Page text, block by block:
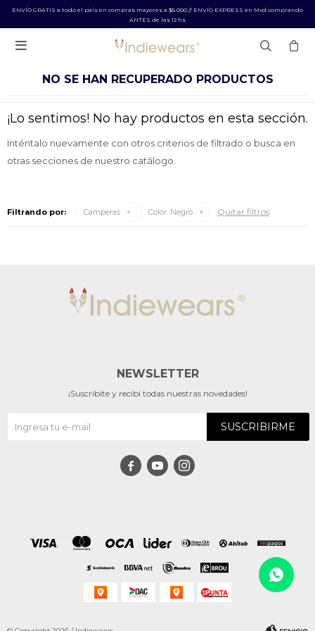
ENVÍO GRATIS a todo el país en compras mayores a $5.000 // ENVÍO EXPRESS en Mvd comprando
ANTES de las 12 hs

NO SE HAN RECUPERADO PRODUCTOS
¡Lo sentimos! No hay productos en esta sección.
Inténtalo nuevamente con otros criterios de filtrado o busca en
otras secciones de nuestro catálogo.
Filtrando por: Camperas Color: Negro Quitar filtros
NEWSLETTER
¡Suscribite y recibí todas nuestras novedades!
SUSCRIBIRME
  